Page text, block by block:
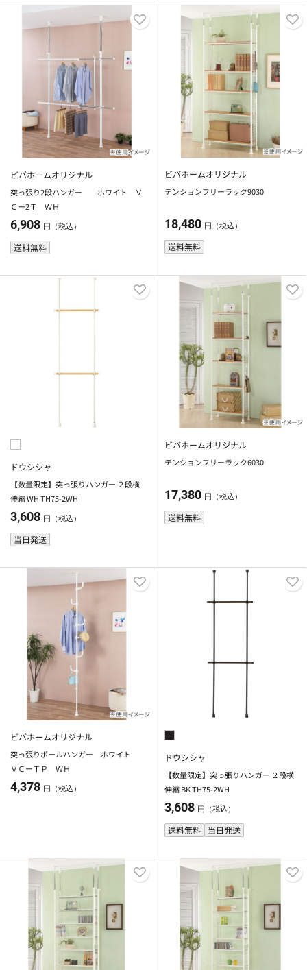
ビバホームオリジナル
突っ張り2段ハンガー ホワイト Ｖ
Ｃー2Ｔ ＷＨ
6,908 円（税込）
送料無料
ビバホームオリジナル
テンションフリーラック9030
18,480 円（税込）
送料無料
ドウシシャ
【数量限定】突っ張りハンガー ２段横
伸縮 WH TH75-2WH
3,608 円（税込）
当日発送
ビバホームオリジナル
テンションフリーラック6030
17,380 円（税込）
送料無料
ビバホームオリジナル
突っ張りポールハンガー ホワイト
ＶＣーＴＰ ＷＨ
4,378 円（税込）
ドウシシャ
【数量限定】突っ張りハンガー ２段横
伸縮 BK TH75-2WH
3,608 円（税込）
送料無料 当日発送